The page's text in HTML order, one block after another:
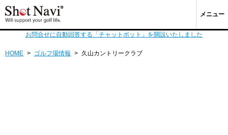
メニュー
お問合せに自動回答する「チャットボット」を開設いたしました
HOME > ゴルフ場情報 > 久山カントリークラブ